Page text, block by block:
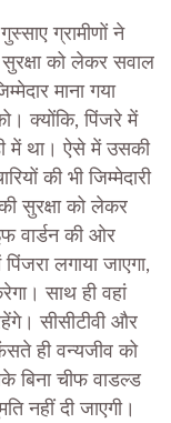
ग्रामीणों ने
को लेकर सवाल
माना गया
क्योंकि, पिंजरे में
में था। ऐसे में उसकी
की भी जिम्मेदारी
सुरक्षा को लेकर
वार्डन की ओर
लगाया जाएगा,
साथ ही वहां
सीसीटीवी और
ही वन्यजीव को
बिना चीफ वाडल्ड
नहीं दी जाएगी।